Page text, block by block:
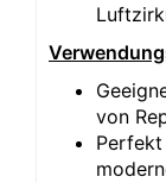
von